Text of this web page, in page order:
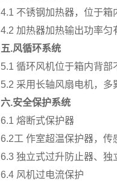
4.1 不锈钢加热器，位于
4.2 加热器加热输出功率匀
五.风循环系统
5.1 循环风机位于箱内背部
5.2 采用长轴风扇电机，
六.安全保护系统
6.1 熔断式保护器
6.2工 作室超温保护器，
6.3 独立式过升防止器、独
6.4 风机过电流保护